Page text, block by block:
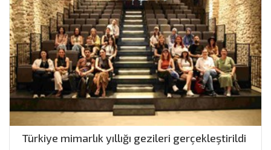
Türkiye mimarlık yıllığı gezileri gerçekleştirildi